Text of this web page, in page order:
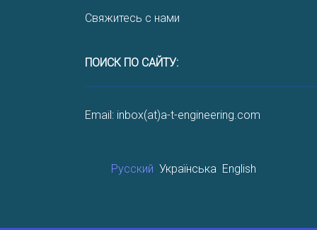
Свяжитесь с нами
ПОИСК ПО САЙТУ:
Email: inbox(at)a-t-engineering.com
Русский Українська English